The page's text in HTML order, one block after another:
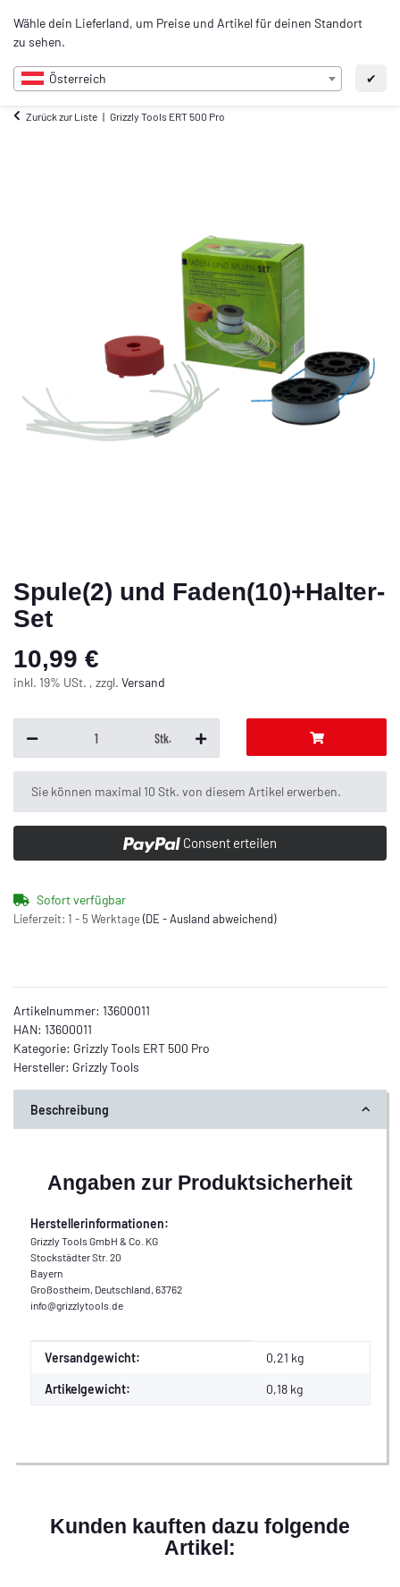
Wähle dein Lieferland, um Preise und Artikel für deinen Standort
zu sehen.
Österreich ✔
DE
Zurück zur Liste Grizzly Tools ERT 500 Pro
Spule(2) und Faden(10)+Halter-
Set
10,99 €
inkl. 19% USt. , zzgl. Versand
Stk.
x
Sie können maximal 10 Stk. von diesem Artikel erwerben.
Consent erteilen
Sofort verfügbar
Lieferzeit: 1 - 5 Werktage (DE - Ausland abweichend)
Artikelnummer: 13600011
HAN: 13600011
Kategorie: Grizzly Tools ERT 500 Pro
Hersteller: Grizzly Tools
Beschreibung
Angaben zur Produktsicherheit
Herstellerinformationen:
Grizzly Tools GmbH & Co. KG
Stockstädter Str. 20
Bayern
Großostheim, Deutschland, 63762
info@grizzlytools.de
Produkteigenschaft
Wert
Versandgewicht: 0,21 kg
Artikelgewicht: 0,18 kg
Kunden kauften dazu folgende
Artikel: